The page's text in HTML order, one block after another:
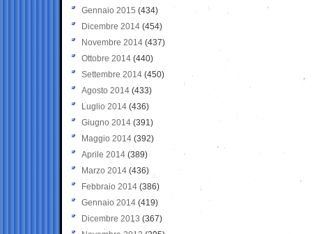
Gennaio 2015 (434)
Dicembre 2014 (454)
Novembre 2014 (437)
Ottobre 2014 (440)
Settembre 2014 (450)
Agosto 2014 (433)
Luglio 2014 (436)
Giugno 2014 (391)
Maggio 2014 (392)
Aprile 2014 (389)
Marzo 2014 (436)
Febbraio 2014 (386)
Gennaio 2014 (419)
Dicembre 2013 (367)